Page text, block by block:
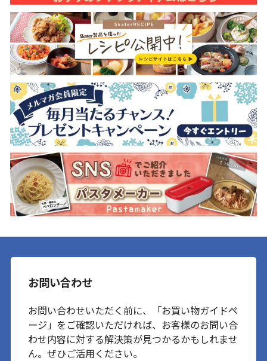
お問い合わせ
お問い合わせいただく前に、「お買い物ガイドペ
ージ」をご確認いただければ、お客様のお問い合
わせ内容に対する解決策が見つかるかもしれませ
ん。ぜひご活用ください。